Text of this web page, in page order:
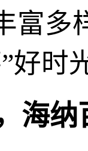
富多
好时
海